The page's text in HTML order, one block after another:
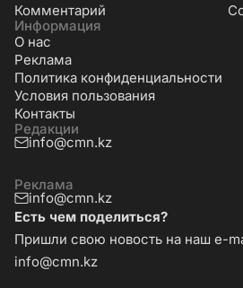
Комментарий
Информация
О нас
Реклама
Политика конфиденциальности
Условия пользования
Контакты
Редакции
info@cmn.kz
Реклама
info@cmn.kz
Есть чем поделиться?
Пришли свою новость на наш e-
info@cmn.kz